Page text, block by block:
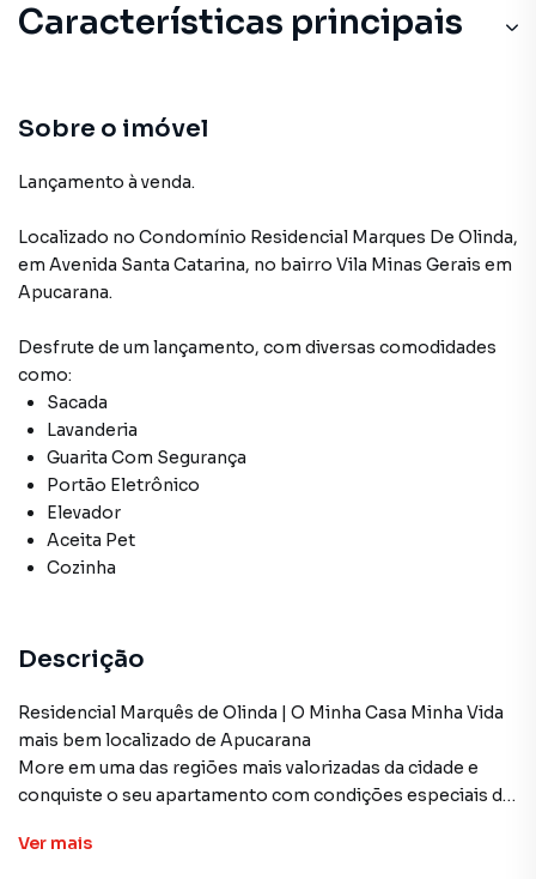
Características principais
Elevador
Sacada
Salão de Festas
Playground
Sobre o imóvel
Lançamento à venda.
Localizado no Condomínio Residencial Marques De Olinda,
em Avenida Santa Catarina, no bairro Vila Minas Gerais em
Apucarana.
Desfrute de um lançamento, com diversas comodidades
como:
Sacada
Lavanderia
Guarita Com Segurança
Portão Eletrônico
Elevador
Aceita Pet
Cozinha
Descrição
Residencial Marquês de Olinda | O Minha Casa Minha Vida
mais bem localizado de Apucarana
More em uma das regiões mais valorizadas da cidade e
conquiste o seu apartamento com condições especiais de
Ver mais